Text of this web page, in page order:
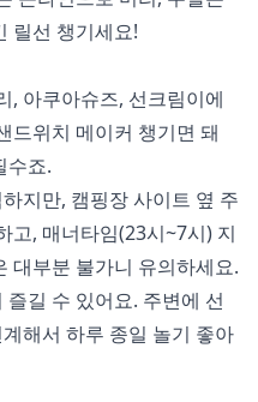
릴선 챙기세요!
, 아쿠아슈즈, 선크림이에
드위치 메이커 챙기면 돼
수죠.
지만, 캠핑장 사이트 옆 주
고, 매너타임(23시~7시) 지
대부분 불가니 유의하세요.
길 수 있어요. 주변에 선
해서 하루 종일 놀기 좋아